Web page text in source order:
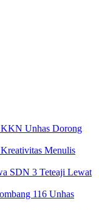
Unhas Dorong
Menulis
SDN 3 Teteaji Lewat
116 Unhas